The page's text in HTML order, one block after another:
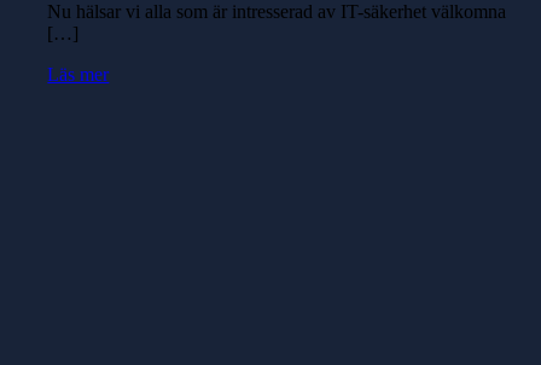
Nu hälsar vi alla som är intresserad av IT-säkerhet välkomna
[…]
Läs mer